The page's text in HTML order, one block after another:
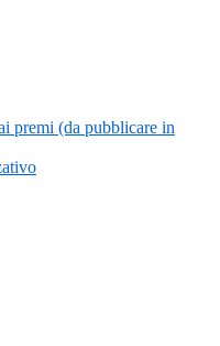
premi (da pubblicare in